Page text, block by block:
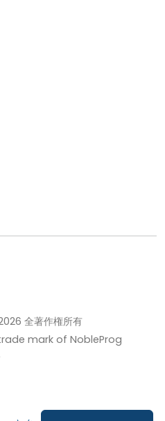
全著作権所有
mark of NobleProg